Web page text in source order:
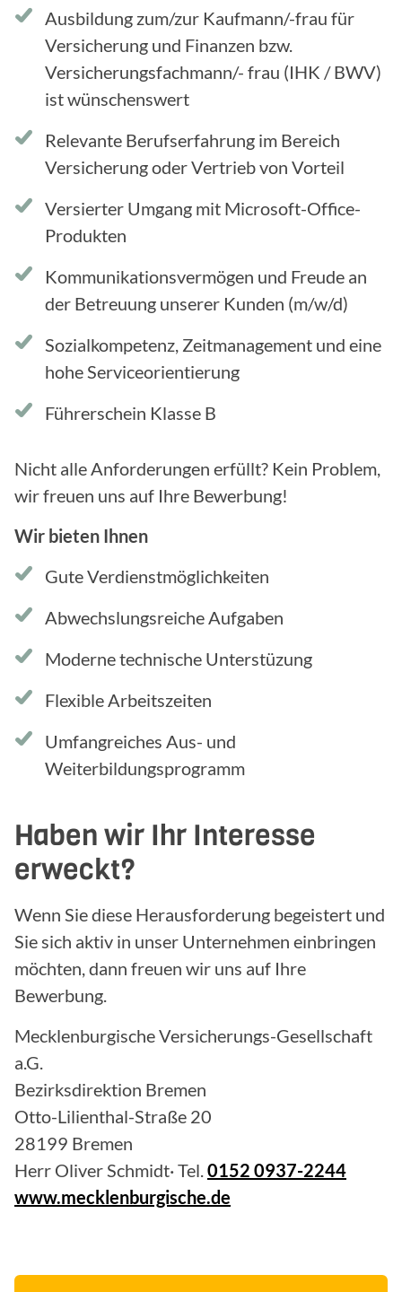
Ausbildung zum/zur Kaufmann/-frau für
Versicherung und Finanzen bzw.
Versicherungsfachmann/- frau (IHK / BWV)
ist wünschenswert
Relevante Berufserfahrung im Bereich
Versicherung oder Vertrieb von Vorteil
Versierter Umgang mit Microsoft-Office-
Produkten
Kommunikationsvermögen und Freude an
der Betreuung unserer Kunden (m/w/d)
Sozialkompetenz, Zeitmanagement und eine
hohe Serviceorientierung
Führerschein Klasse B
Nicht alle Anforderungen erfüllt? Kein Problem,
wir freuen uns auf Ihre Bewerbung!
Wir bieten Ihnen
Gute Verdienstmöglichkeiten
Abwechslungsreiche Aufgaben
Moderne technische Unterstüzung
Flexible Arbeitszeiten
Umfangreiches Aus- und
Weiterbildungsprogramm
Haben wir Ihr Interesse
erweckt?
Wenn Sie diese Herausforderung begeistert und
Sie sich aktiv in unser Unternehmen einbringen
möchten, dann freuen wir uns auf Ihre
Bewerbung.
Mecklenburgische Versicherungs-Gesellschaft
a.G.
Bezirksdirektion Bremen
Otto-Lilienthal-Straße 20
28199 Bremen
Herr Oliver Schmidt· Tel.0152 0937-2244
www.mecklenburgische.de